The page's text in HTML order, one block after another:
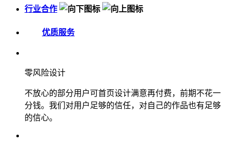
行业合作
优质服务
零风险设计
不放心的部分用户可首页设计满意再付费，前期不花一
分钱。我们对用户足够的信任，对自己的作品也有足够
的信心。